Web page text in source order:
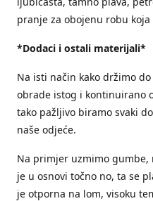
pranje za obojenu robu
*Dodaci i ostali materijali*
Na isti način kako držimo
obrade istog i kontinuirano
tako pažljivo biramo svaki
naše odjeće.
Na primjer uzmimo gumbe,
je u osnovi točno no, ta se
je otporna na lom, visoku